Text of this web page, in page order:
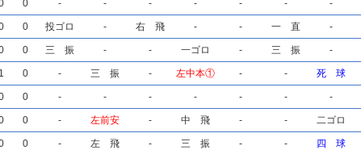
0 - - - - - - -
0 投ゴロ - 右 飛 - - 一 直 -
0 三 振 - - 一ゴロ - 三 振 -
1 0 - 三 振 - 左中本① - - 死 球
0 - - - - - - -
0 - 左前安 - 中 飛 - - 二ゴロ
0 - 左 飛 - 三 振 - - 四 球